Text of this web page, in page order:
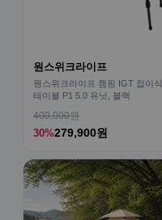
원스위크라이프
원스위크라이프 캠핑 IGT 접이식
테이블 P1 5.0 유닛, 블랙
400,000원
30%279,900원